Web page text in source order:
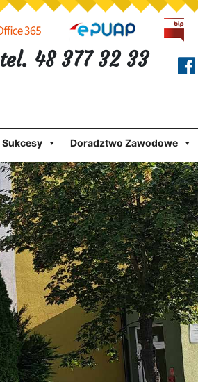
tel. 48 377 32 33
Sukcesy Doradztwo Zawodowe